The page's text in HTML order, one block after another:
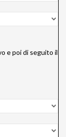
e poi di seguito il